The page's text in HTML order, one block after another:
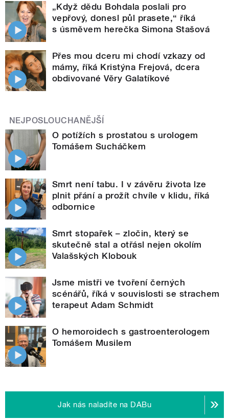
„Když dědu Bohdala poslali pro
vepřový, donesl půl prasete,“ říká
s úsměvem herečka Simona Stašová
Přes mou dceru mi chodí vzkazy od
mámy, říká Kristýna Frejová, dcera
obdivované Věry Galatíkové
NEJPOSLOUCHANĚJŠÍ
O potížích s prostatou s urologem
Tomášem Sucháčkem
Smrt není tabu. I v závěru života lze
plnit přání a prožít chvíle v klidu, říká
odbornice
Smrt stopařek – zločin, který se
skutečně stal a otřásl nejen okolím
Valašských Klobouk
Jsme mistři ve tvoření černých
scénářů, říká v souvislosti se strachem
terapeut Adam Schmidt
O hemoroidech s gastroenterologem
Tomášem Musilem
Jak nás naladíte na DABu